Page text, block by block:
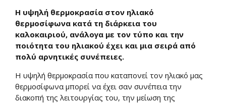
Η υψηλή θερμοκρασία στον ηλιακό
θερμοσίφωνα κατά τη διάρκεια του
καλοκαιριού, ανάλογα με τον τύπο και την
ποιότητα του ηλιακού έχει και μια σειρά από
πολύ αρνητικές συνέπειες.
Η υψηλή θερμοκρασία που καταπονεί τον ηλιακό μας
θερμοσίφωνα μπορεί να έχει σαν συνέπεια την
διακοπή της λειτουργίας του, την μείωση της